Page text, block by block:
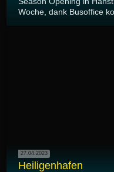
Woche, dank Busoffice
27.04.2023
Heiligenhafen